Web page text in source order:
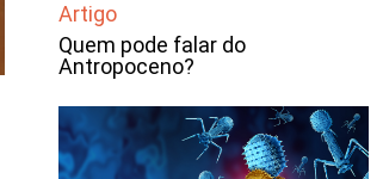
Artigo
Quem pode falar do
Antropoceno?